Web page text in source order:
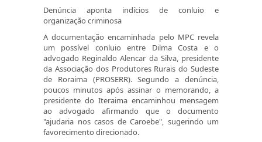
Denúncia aponta indícios de conluio e
organização criminosa
A documentação encaminhada pelo MPC revela
um possível conluio entre Dilma Costa e o
advogado Reginaldo Alencar da Silva, presidente
da Associação dos Produtores Rurais do Sudeste
de Roraima (PROSERR). Segundo a denúncia,
poucos minutos após assinar o memorando, a
presidente do Iteraima encaminhou mensagem
ao advogado afirmando que o documento
"ajudaria nos casos de Caroebe", sugerindo um
favorecimento direcionado.